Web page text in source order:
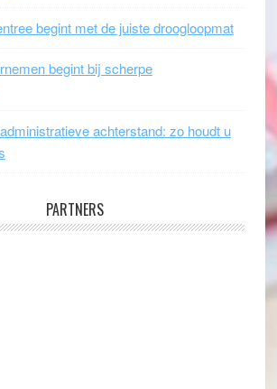
begint met de juiste droogloopmat
begint bij scherpe
achterstand: zo houdt u
PARTNERS